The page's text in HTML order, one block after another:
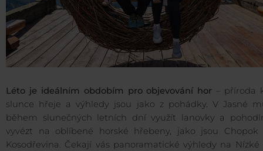
Léto je ideálním obdobím pro objevování hor – příroda
slunce hřeje a výhledy jsou jako z pohádky. V Jasné
během slunečných letních dní využít lanovky a
vyvézt na oblíbené horské hřebeny, jako jsou Chopok
Kosodřevina. Čekají vás panoramatické výhledy na Nízké